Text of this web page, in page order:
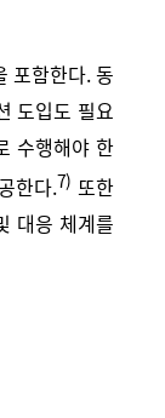
포함한다. 동
도입도 필요
수행해야 한
한다.7)또한
대응 체계를